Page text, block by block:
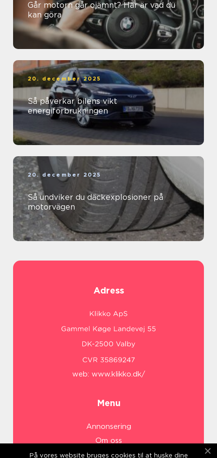
Går motorn går ojämnt? Här är vad du
kan göra
20. december 2025
Så påverkar bilens vikt
energiförbrukningen
20. december 2025
Så undviker du däckexplosioner på
motorvägen
Adress
web: www.klikko.dk/
Menu
Annonsering
Om oss
Cookies
På vores website bruges cookies til at huske dine